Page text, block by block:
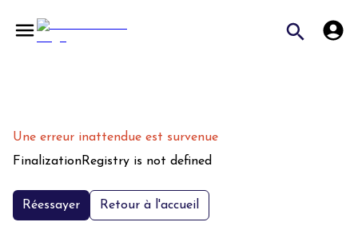
Une erreur inattendue est survenue
FinalizationRegistry is not defined
Réessayer Retour à l'accueil